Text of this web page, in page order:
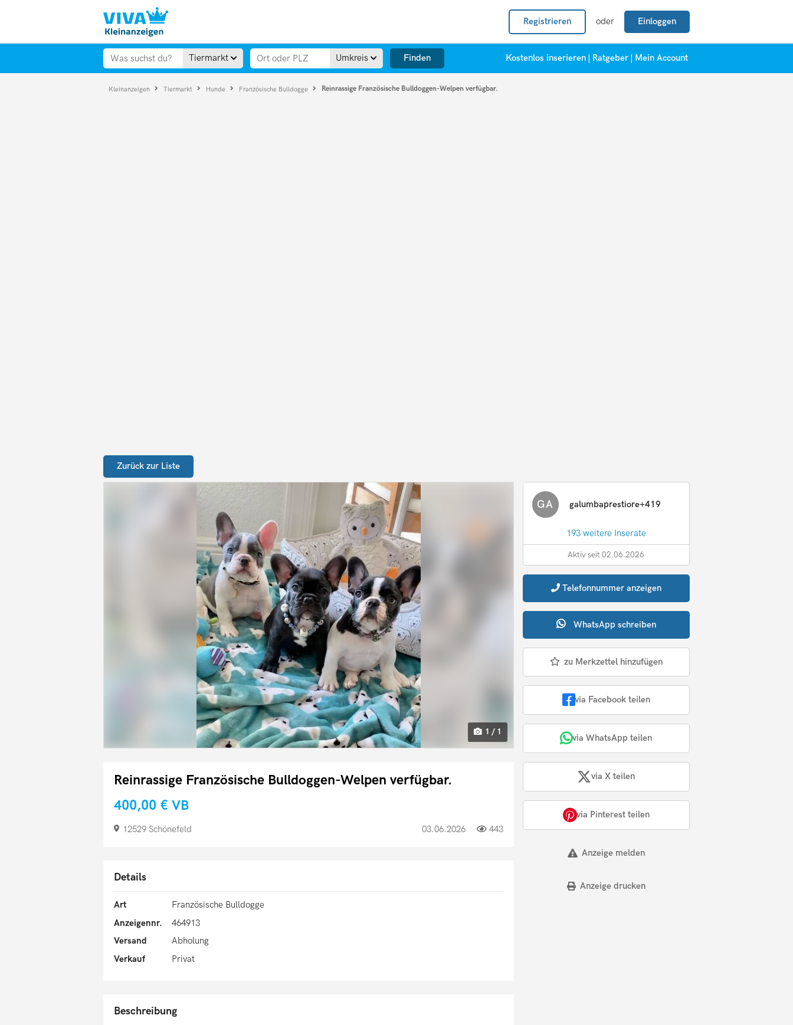
Registrieren oder Einloggen
Tiermarkt Umkreis Finden Kostenlos inserieren Ratgeber Mein Account
Kleinanzeigen Tiermarkt Hunde Französische Bulldogge Reinrassige Französische Bulldoggen-Welpen verfügbar.
Zurück zur Liste
1 / 1
Reinrassige Französische Bulldoggen-Welpen verfügbar.
400,00 € VB
12529 Schönefeld 03.06.2026 443
Details
Art
Französische Bulldogge
Anzeigennr.
464913
Versand
Abholung
Verkauf
Privat
Beschreibung
GA galumbaprestiore+419
193 weitere Inserate
Aktiv seit 02.06.2026
Telefonnummer anzeigen
WhatsApp schreiben
zu Merkzettel hinzufügen
via Facebook teilen
via WhatsApp teilen
via X teilen
via Pinterest teilen
Anzeige melden
Anzeige drucken